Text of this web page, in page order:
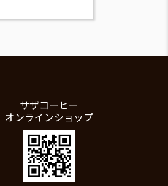
サザコーヒー
オンラインショップ